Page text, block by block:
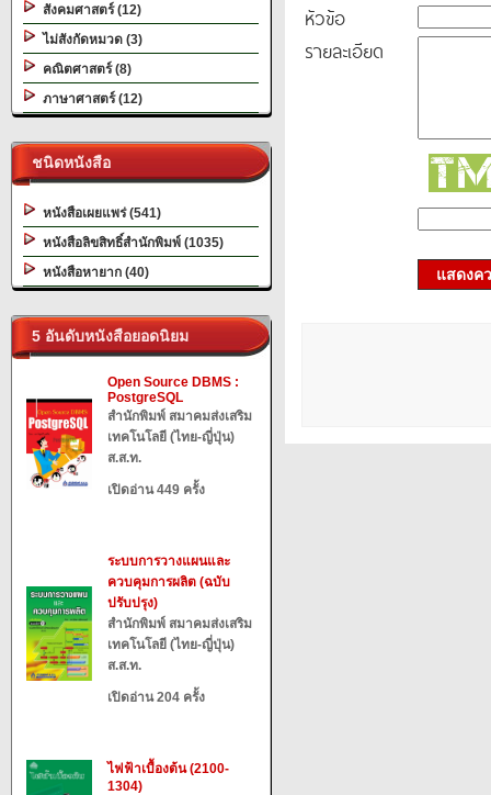
สังคมศาสตร์ (12)
ไม่สังกัดหมวด (3)
คณิตศาสตร์ (8)
ภาษาศาสตร์ (12)
ชนิดหนังสือ
หนังสือเผยแพร่ (541)
หนังสือลิขสิทธิ์สำนักพิมพ์ (1035)
หนังสือหายาก (40)
5 อันดับหนังสือยอดนิยม
Open Source DBMS :
PostgreSQL
สำนักพิมพ์ สมาคมส่งเสริม
เทคโนโลยี (ไทย-ญี่ปุ่น)
ส.ส.ท.
เปิดอ่าน 449 ครั้ง
ระบบการวางแผนและ
ควบคุมการผลิต (ฉบับ
ปรับปรุง)
สำนักพิมพ์ สมาคมส่งเสริม
เทคโนโลยี (ไทย-ญี่ปุ่น)
ส.ส.ท.
เปิดอ่าน 204 ครั้ง
ไฟฟ้าเบื้องต้น (2100-
1304)
หัวข้อ
รายละเอียด
แสดงค